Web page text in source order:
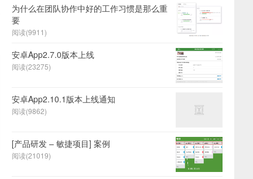
为什么在团队协作中好的工作习惯是那么重
要
阅读(9911)
安卓App2.7.0版本上线
阅读(23275)
安卓App2.10.1版本上线通知
阅读(9862)
[产品研发 – 敏捷项目] 案例
阅读(21019)